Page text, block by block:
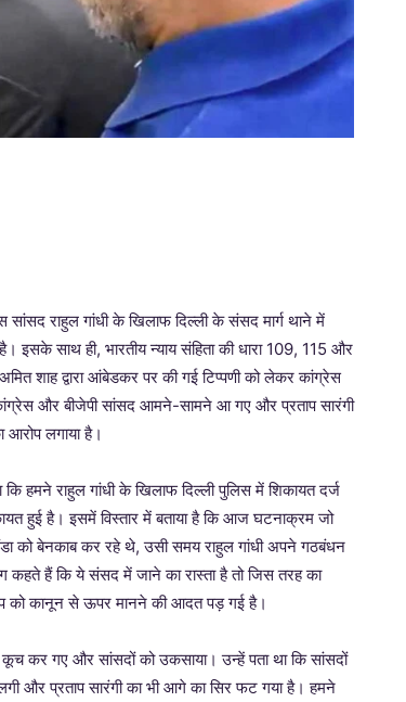
राहुल गांधी के खिलाफ दिल्ली के संसद मार्ग थाने में
इसके साथ ही, भारतीय न्याय संहिता की धारा 109, 115 और
शाह द्वारा आंबेडकर पर की गई टिप्पणी को लेकर कांग्रेस
और बीजेपी सांसद आमने-सामने आ गए और प्रताप सारंगी
लगाया है।
हमने राहुल गांधी के खिलाफ दिल्ली पुलिस में शिकायत दर्ज
हुई है। इसमें विस्तार में बताया है कि आज घटनाक्रम जो
को बेनकाब कर रहे थे, उसी समय राहुल गांधी अपने गठबंधन
हैं कि ये संसद में जाने का रास्ता है तो जिस तरह का
आप को कानून से ऊपर मानने की आदत पड़ गई है।
कर गए और सांसदों को उकसाया। उन्हें पता था कि सांसदों
और प्रताप सारंगी का भी आगे का सिर फट गया है। हमने